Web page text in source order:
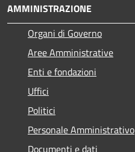
AMMINISTRAZIONE
Organi di Governo
Aree Amministrative
Enti e fondazioni
Uffici
Politici
Personale Amministrativo
Documenti e dati